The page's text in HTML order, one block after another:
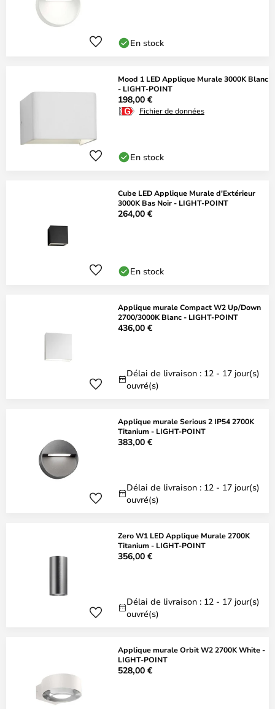
En stock
Mood 1 LED Applique Murale 3000K Blanc
- LIGHT-POINT
198,00 €
Fichier de données
En stock
Cube LED Applique Murale d'Extérieur
3000K Bas Noir - LIGHT-POINT
264,00 €
En stock
Applique murale Compact W2 Up/Down
2700/3000K Blanc - LIGHT-POINT
436,00 €
Délai de livraison : 12 - 17 jour(s)
ouvré(s)
Applique murale Serious 2 IP54 2700K
Titanium - LIGHT-POINT
383,00 €
Délai de livraison : 12 - 17 jour(s)
ouvré(s)
Zero W1 LED Applique Murale 2700K
Titanium - LIGHT-POINT
356,00 €
Délai de livraison : 12 - 17 jour(s)
ouvré(s)
Applique murale Orbit W2 2700K White -
LIGHT-POINT
528,00 €